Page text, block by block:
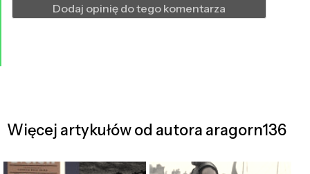
Dodaj opinię do tego komentarza
Więcej artykułów od autora aragorn136